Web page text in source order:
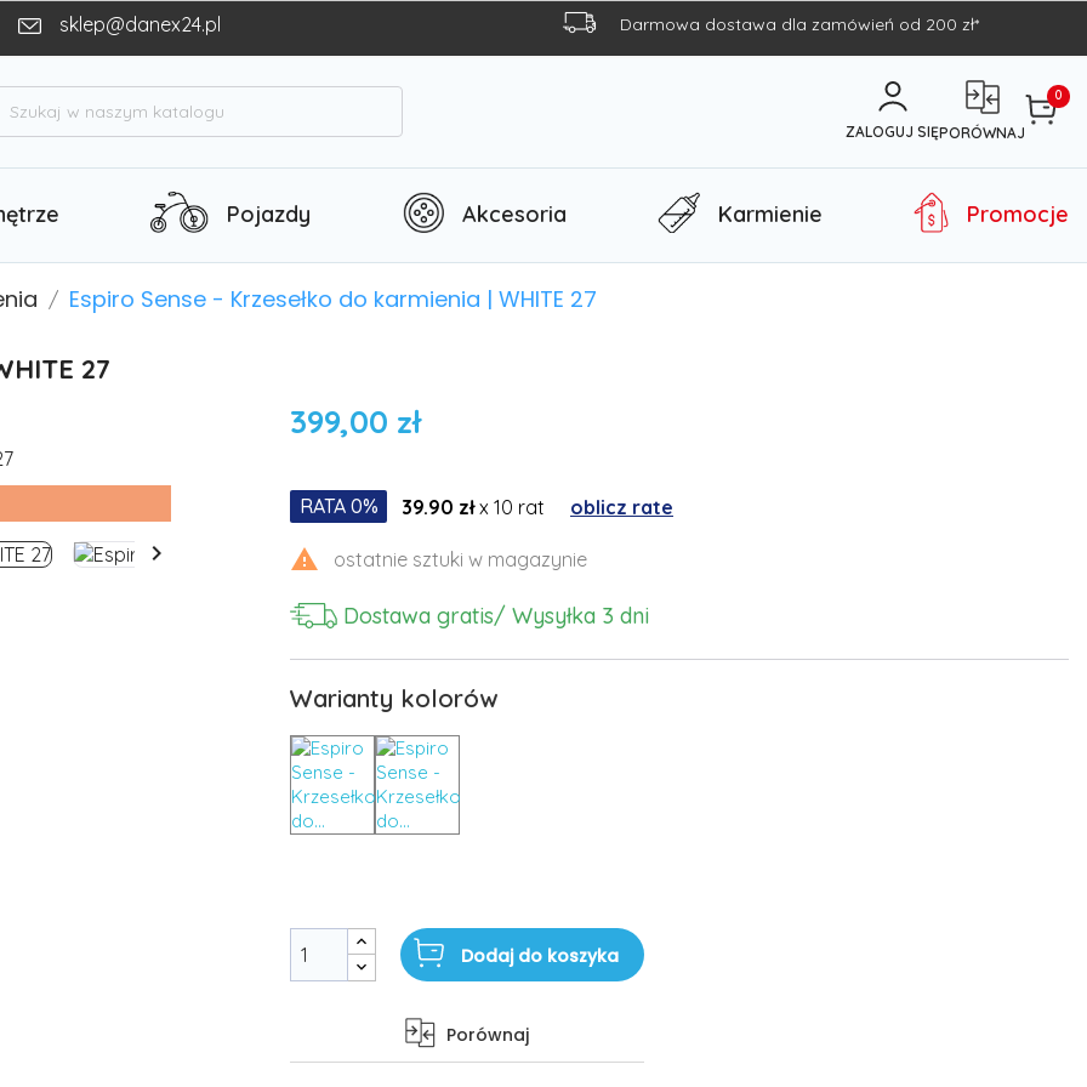
sklep@danex24.pl Darmowa dostawa dla zamówień od 200 zł*
0
ZALOGUJ SIĘPORÓWNAJ
Pojazdy Akcesoria Karmienie Promocje
Espiro Sense - Krzesełko do karmienia | WHITE 27
27

399,00 zł
RATA 0% 39.90 złx 10 rat oblicz rate
 ostatnie sztuki w magazynie
Dostawa gratis/ Wysyłka 3 dni
Warianty kolorów
Dodaj do koszyka
Porównaj